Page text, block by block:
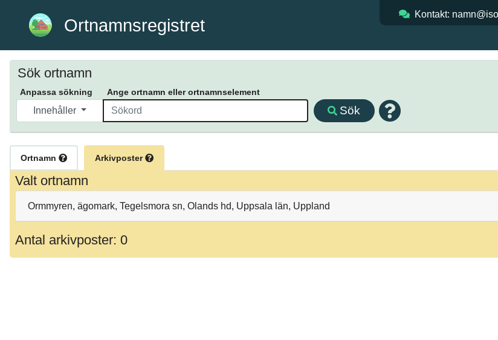
Ortnamnsregistret
Kontakt:
Sök ortnamn
Anpassa sökning Ange ortnamn eller ortnamnselement
Innehåller Sök
Ortnamn Arkivposter
Valt ortnamn
Ormmyren, ägomark, Tegelsmora sn, Olands hd, Uppsala län, Uppland
Antal arkivposter: 0